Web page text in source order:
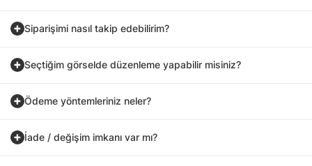
Siparişimi nasıl takip edebilirim?
Seçtiğim görselde düzenleme yapabilir misiniz?
Ödeme yöntemleriniz neler?
İade / değişim imkanı var mı?